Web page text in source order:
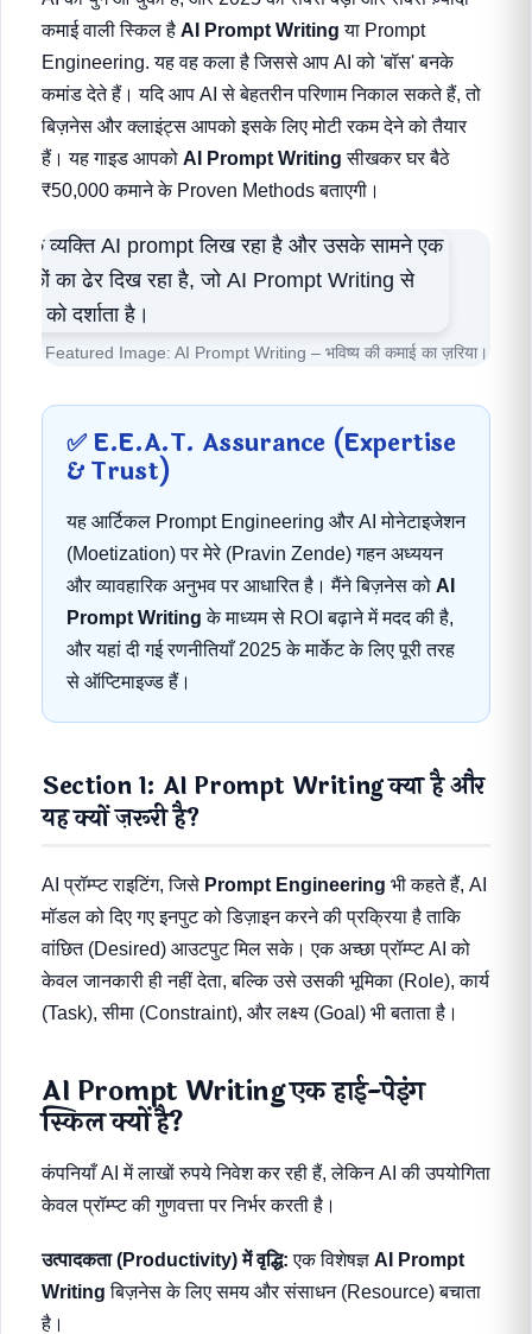
कमाई वाली स्किल है AI Prompt Writing या Prompt
Engineering. यह वह कला है जिससे आप AI को 'बॉस' बनके
कमांड देते हैं। यदि आप AI से बेहतरीन परिणाम निकाल सकते हैं, तो
बिज़नेस और क्लाइंट्स आपको इसके लिए मोटी रकम देने को तैयार
हैं। यह गाइड आपको AI Prompt Writing सीखकर घर बैठे
₹50,000 कमाने के Proven Methods बताएगी।
Featured Image: AI Prompt Writing – भविष्य की कमाई का ज़रिया।
✅ E.E.A.T. Assurance (Expertise
& Trust)
यह आर्टिकल Prompt Engineering और AI मोनेटाइजेशन
(Moetization) पर मेरे (Pravin Zende) गहन अध्ययन
और व्यावहारिक अनुभव पर आधारित है। मैंने बिज़नेस को AI
Prompt Writing के माध्यम से ROI बढ़ाने में मदद की है,
और यहां दी गई रणनीतियाँ 2025 के मार्केट के लिए पूरी तरह
से ऑप्टिमाइज्ड हैं।
Section 1: AI Prompt Writing क्या है और
यह क्यों ज़रूरी है?
AI प्रॉम्प्ट राइटिंग, जिसे Prompt Engineering भी कहते हैं, AI
मॉडल को दिए गए इनपुट को डिज़ाइन करने की प्रक्रिया है ताकि
वांछित (Desired) आउटपुट मिल सके। एक अच्छा प्रॉम्प्ट AI को
केवल जानकारी ही नहीं देता, बल्कि उसे उसकी भूमिका (Role), कार्य
(Task), सीमा (Constraint), और लक्ष्य (Goal) भी बताता है।
AI Prompt Writing एक हाई-पेइंग
स्किल क्यों है?
कंपनियाँ AI में लाखों रुपये निवेश कर रही हैं, लेकिन AI की उपयोगिता
केवल प्रॉम्प्ट की गुणवत्ता पर निर्भर करती है।
उत्पादकता (Productivity) में वृद्धि: एक विशेषज्ञ AI Prompt
Writing बिज़नेस के लिए समय और संसाधन (Resource) बचाता
है।